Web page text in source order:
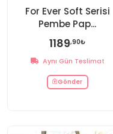
For Ever Soft Serisi
Pembe Pap...
1189,90₺
Aynı Gün Teslimat
Gönder